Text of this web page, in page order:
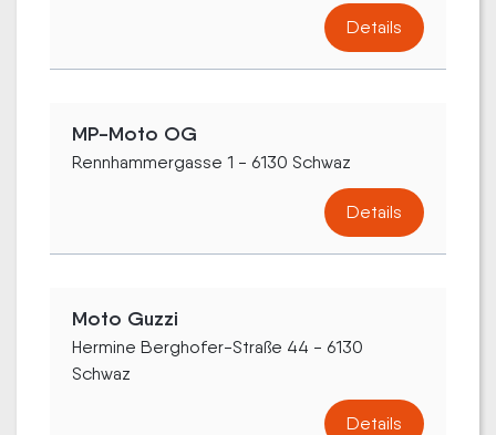
Details
MP-Moto OG
Rennhammergasse 1 - 6130 Schwaz
Details
Moto Guzzi
Hermine Berghofer-Straße 44 - 6130
Schwaz
Details